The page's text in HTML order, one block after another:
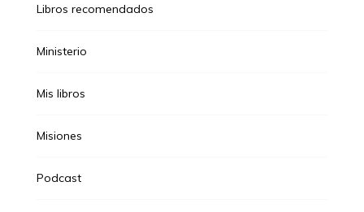
Libros recomendados
Ministerio
Mis libros
Misiones
Podcast